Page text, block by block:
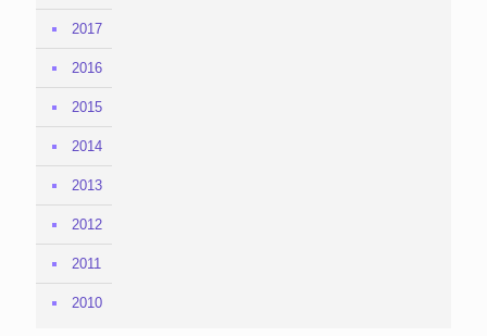
2017
2016
2015
2014
2013
2012
2011
2010